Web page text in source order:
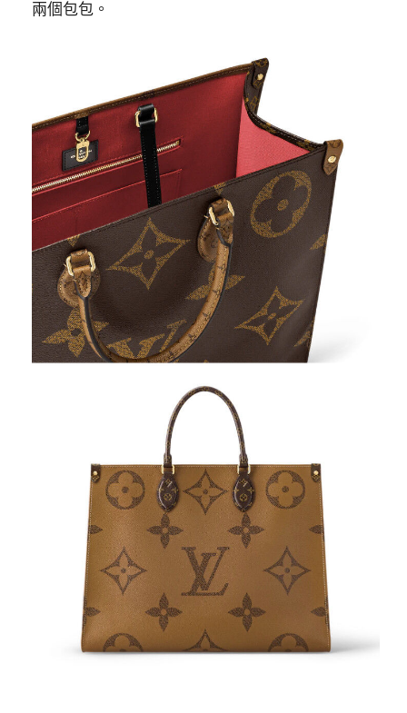
兩個包包。